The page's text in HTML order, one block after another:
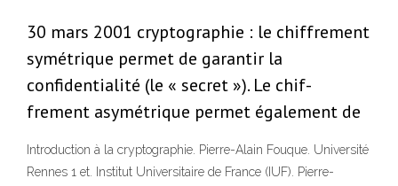
30 mars 2001 cryptographie : le chiffrement
symétrique permet de garantir la
confidentialité (le « secret »). Le chif-
frement asymétrique permet également de
Introduction à la cryptographie. Pierre-Alain Fouque. Université
Rennes 1 et. Institut Universitaire de France (IUF). Pierre-